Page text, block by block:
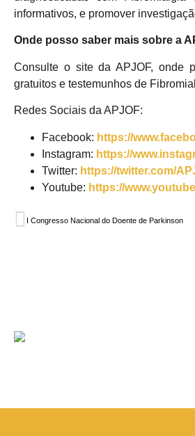
informativos, e promover
Onde posso saber mais sobre a
Consulte o site da APJOF, onde
gratuitos e testemunhos de
Redes Sociais da APJOF:
Facebook: https://
Instagram: https://
Twitter: https://twitter.com/
Youtube: https://
I Congresso Nacional do Doente de Parkinson